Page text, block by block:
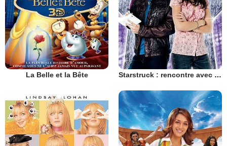
La Belle et la Bête Starstruck : rencontre avec une star